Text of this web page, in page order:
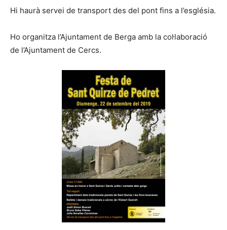
Hi haurà servei de transport des del pont fins a l’església.
Ho organitza l’Ajuntament de Berga amb la col·laboració
de l’Ajuntament de Cercs.